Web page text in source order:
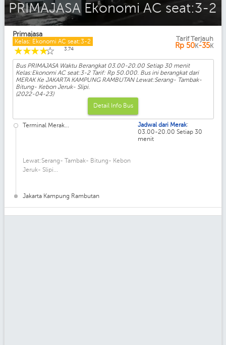
PRIMAJASA Ekonomi AC seat:3-2
Primajasa
Kelas: Ekonomi AC seat:3-2
☆
☆
☆
☆
☆ 3.74
Tarif Terjauh
Rp 50K-35K
Bus PRIMAJASA Waktu Berangkat 03.00-20.00 Setiap 30 menit
Kelas:Ekonomi AC seat:3-2 Tarif: Rp 50.000. Bus ini berangkat dari
MERAK Ke JAKARTA KAMPUNG RAMBUTAN Lewat:Serang- Tambak-
Bitung- Kebon Jeruk- Slipi.
(2022-04-23)
Detail Info Bus
Terminal Merak...
Lewat:Serang- Tambak- Bitung- Kebon
Jeruk- Slipi...
Jakarta Kampung Rambutan
Jadwal dari Merak:
03.00-20.00 Setiap 30
menit